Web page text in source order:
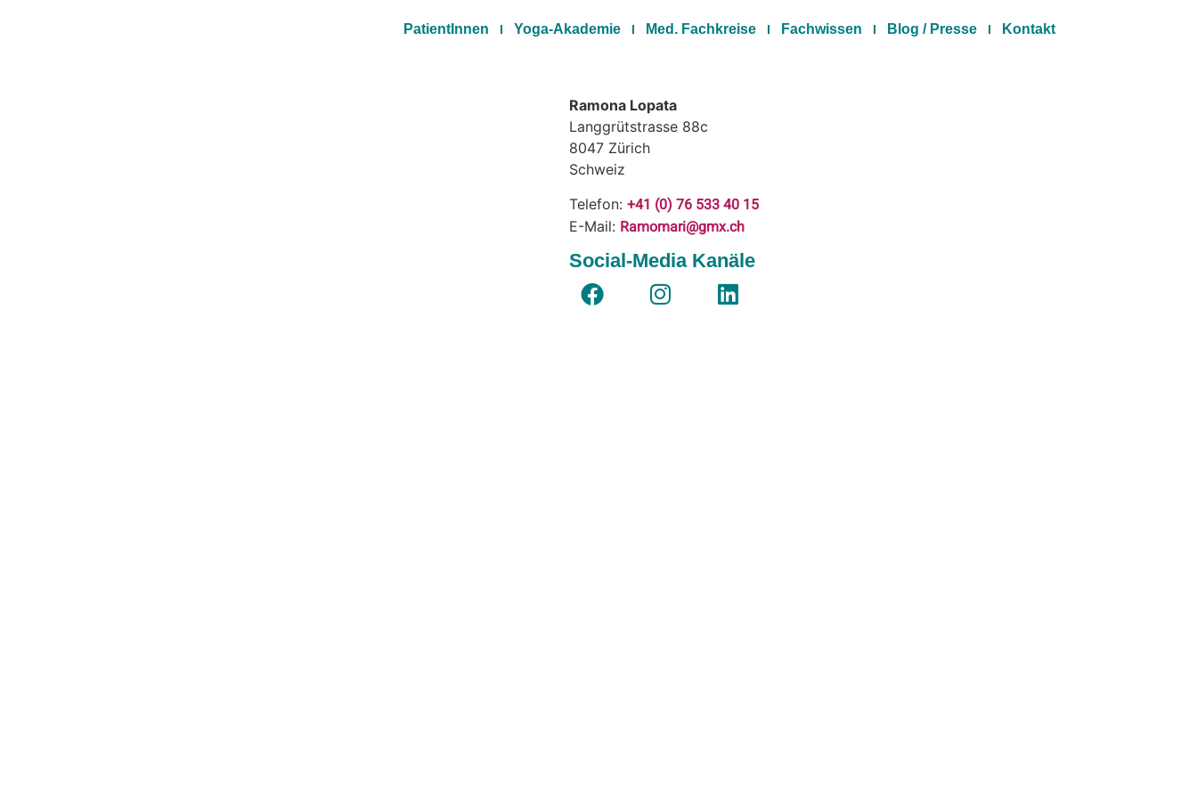
PatientInnen Yoga-Akademie Med. Fachkreise Fachwissen Blog / Presse Kontakt
Ramona Lopata
Langgrütstrasse 88c
8047 Zürich
Schweiz
Telefon:+41 (0) 76 533 40 15
E-Mail: Ramomari@gmx.ch
Social-Media Kanäle